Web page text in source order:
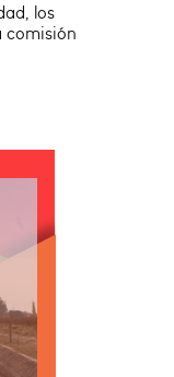
los
comisión